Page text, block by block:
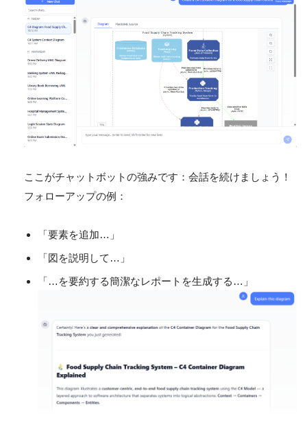
ここがチャットボットの強みです：会話を続けましょう！
フォローアップの例：
「要素を追加…」
「図を説明して…」
「…を要約する簡潔なレポートを生成する…」